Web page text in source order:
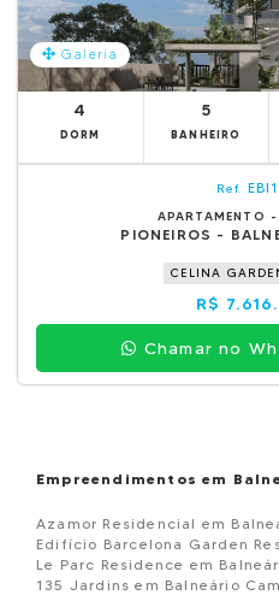
Galeria
4
DORM
5
BANHEIRO
Ref.
APARTAMENTO
PIONEIROS -
CELINA
R$
Chamar no
Empreendimentos em
Azamor Residencial em
Edifício Barcelona Garden
Le Parc Residence em
135 Jardins em Balneário